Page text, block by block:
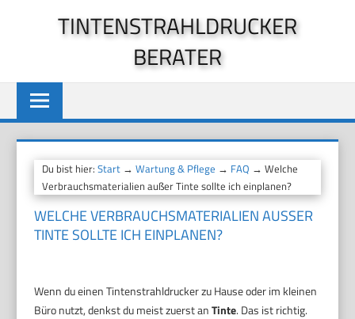
TINTENSTRAHLDRUCKER
BERATER
Du bist hier:Start →Wartung & Pflege → FAQ → Welche
Verbrauchsmaterialien außer Tinte sollte ich einplanen?
WELCHE VERBRAUCHSMATERIALIEN AUSSER T
INTE SOLLTE ICH EINPLANEN?
Wenn du einen Tintenstrahldrucker zu Hause oder im kleinen
Büro nutzt, denkst du meist zuerst anTinte. Das ist richtig.